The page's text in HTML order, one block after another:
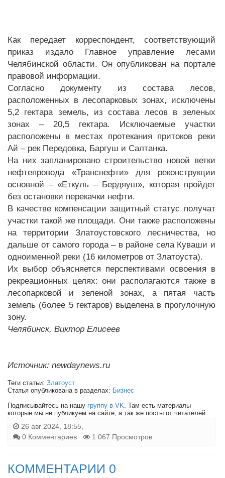
Как передает корреспондент, соответствующий
приказ издало Главное управление лесами
Челябинской области. Он опубликован на портале
правовой информации.
Согласно документу из состава лесов,
расположенных в лесопарковых зонах, исключены
5,2 гектара земель, из состава лесов в зеленых
зонах – 20,5 гектара. Исключаемые участки
расположены в местах протекания притоков реки
Ай – рек Передовка, Баргуш и Салтанка.
На них запланировано строительство новой ветки
нефтепровода «Транснефти» для реконструкции
основной – «Еткуль – Бердяуш», которая пройдет
без остановки перекачки нефти.
В качестве компенсации защитный статус получат
участки такой же площади. Они также расположены
на территории Златоустовского лесничества, но
дальше от самого города – в районе села Куваши и
одноименной реки (16 километров от Златоуста).
Их выбор объясняется перспективами освоения в
рекреационных целях: они располагаются также в
лесопарковой и зеленой зонах, а пятая часть
земель (более 5 гектаров) выделена в прогулочную
зону.
Челябинск, Виктор Елисеев
Источник: newdaynews.ru
Теги статьи: Златоуст
Статья опубликована в разделах: Бизнес
Подписывайтесь на нашу группу в VK . Там есть материалы
которые мы не публикуем на сайте, а так же посты от читателей.
26 авг 2024, 18:55,
0 Комментариев
1 067 Просмотров
КОММЕНТАРИИ 0